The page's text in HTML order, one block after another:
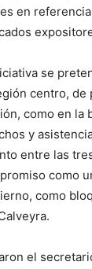
en
se
centro, de
como en la
y
entre las
como
como
el